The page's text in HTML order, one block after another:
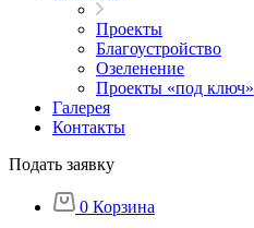
Проекты
Благоустройство
Озеленение
Проекты «под ключ»
Галерея
Контакты
Подать заявку
0 Корзина